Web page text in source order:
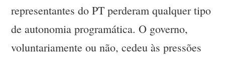
representantes do PT perderam qualquer tipo
de autonomia programática. O governo,
voluntariamente ou não, cedeu às pressões